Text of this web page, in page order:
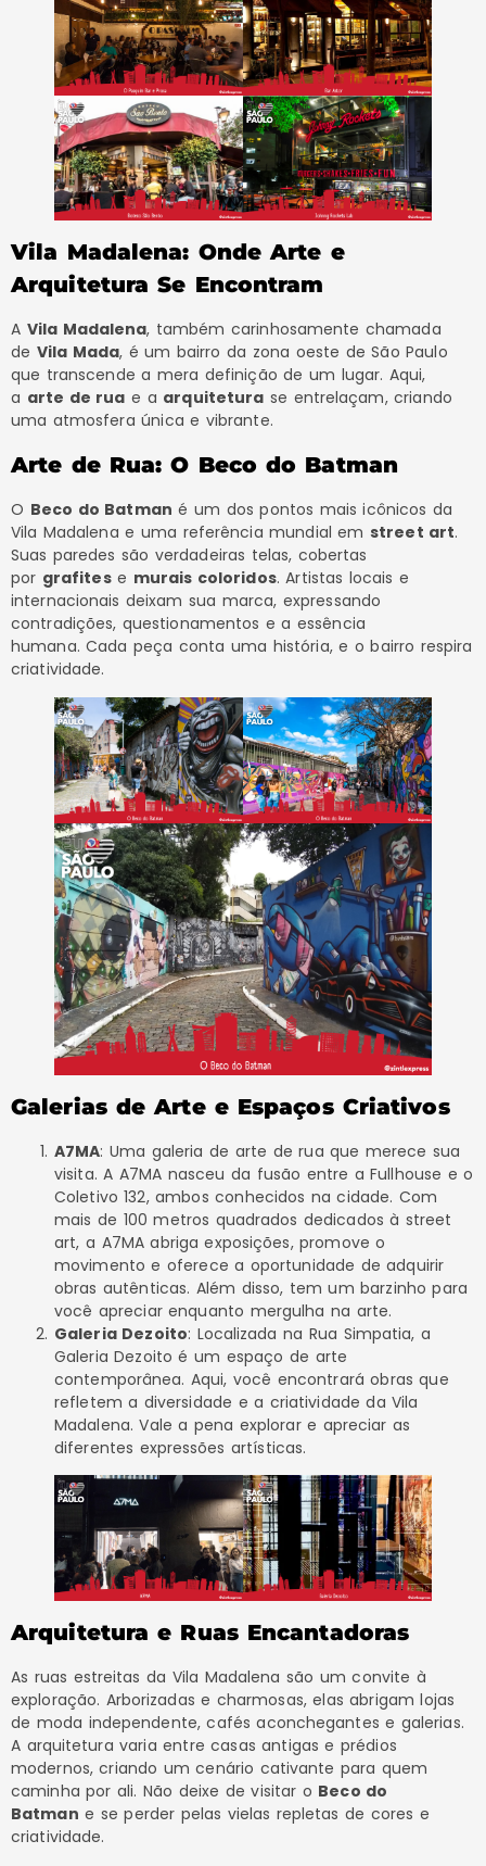
Vila Madalena: Onde Arte e
Arquitetura Se Encontram
A Vila Madalena, também carinhosamente chamada
de Vila Mada, é um bairro da zona oeste de São Paulo
que transcende a mera definição de um lugar. Aqui,
a arte de rua e a arquitetura se entrelaçam, criando
uma atmosfera única e vibrante.
Arte de Rua: O Beco do Batman
O Beco do Batman é um dos pontos mais icônicos da
Vila Madalena e uma referência mundial emstreet art.
Suas paredes são verdadeiras telas, cobertas
por grafitese murais coloridos. Artistas locais e
internacionais deixam sua marca, expressando
contradições, questionamentos e a essência
humana. Cada peça conta uma história, e o bairro respira
criatividade.
Galerias de Arte e Espaços Criativos
A7MA: Uma galeria de arte de rua que merece sua
visita. A A7MA nasceu da fusão entre a Fullhouse e o
Coletivo 132, ambos conhecidos na cidade. Com
mais de 100 metros quadrados dedicados à street
art, a A7MA abriga exposições, promove o
movimento e oferece a oportunidade de adquirir
obras autênticas. Além disso, tem um barzinho para
você apreciar enquanto mergulha na arte.
Galeria Dezoito: Localizada na Rua Simpatia, a
Galeria Dezoito é um espaço de arte
contemporânea. Aqui, você encontrará obras que
refletem a diversidade e a criatividade da Vila
Madalena. Vale a pena explorar e apreciar as
diferentes expressões artísticas.
Arquitetura e Ruas Encantadoras
As ruas estreitas da Vila Madalena são um convite à
exploração. Arborizadas e charmosas, elas abrigam lojas
de moda independente, cafés aconchegantes e galerias.
A arquitetura varia entre casas antigas e prédios
modernos, criando um cenário cativante para quem
caminha por ali. Não deixe de visitar o Beco do
Batman e se perder pelas vielas repletas de cores e
criatividade.